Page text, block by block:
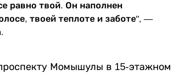
равно твой. Он наполнен
твоей теплоте и заботе", —
Момышулы в 15-этажном